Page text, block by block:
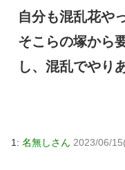
自分も混乱花や
そこらの塚から
し、混乱でやり
1: 名無しさん 2023/06/